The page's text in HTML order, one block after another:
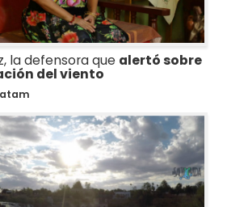
la defensora que alertó sobre
del viento